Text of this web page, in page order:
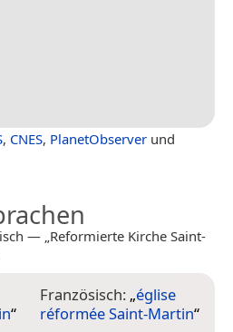
, CNES, PlanetObserver und
— „Reformierte Kirche Saint-
“
Französisch: „église
réformée Saint-Martin“